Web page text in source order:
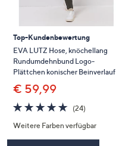
diese
anzuzeigen.
Top-Kundenbewertung
EVA LUTZ Hose, knöchellang
Rundumdehnbund Logo-
Plättchen konischer Beinverlauf
€ 59,99
4.7
von
5
(24)24
Weitere Farben verfügbar